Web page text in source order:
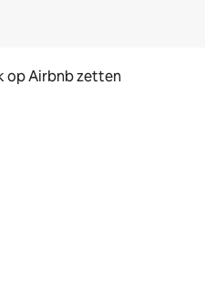
op Airbnb zetten